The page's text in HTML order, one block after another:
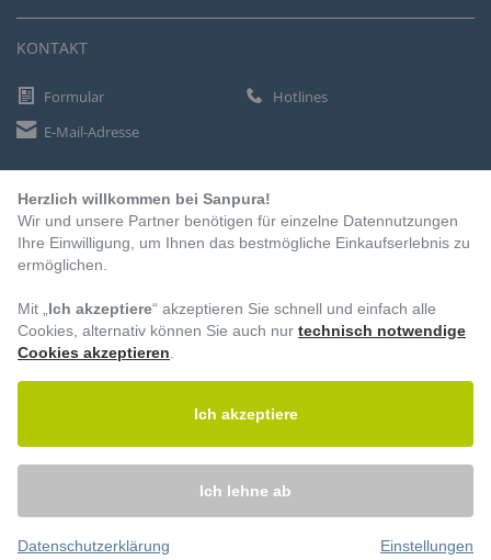
KONTAKT
Formular
Hotlines
E-Mail-Adresse
ZAHLUNGSARTEN
Vorkasse
BESUCHEN SIE UNS
© 2026 – Sanpura. Alle Rechte vorbehalten.
Herzlich willkommen bei Sanpura!
Wir und unsere Partner benötigen für einzelne Datennutzungen
Ihre Einwilligung, um Ihnen das bestmögliche Einkaufserlebnis zu
ermöglichen.
Mit „ Ich akzeptiere“ akzeptieren Sie schnell und einfach alle
Cookies, alternativ können Sie auch nur technisch notwendige
Cookies akzeptieren
Ich akzeptiere
Ich lehne ab
Datenschutzerklärung Einstellungen